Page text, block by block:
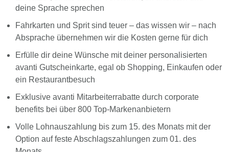
deine Sprache sprechen
Fahrkarten und Sprit sind teuer – das wissen wir – nach
Absprache übernehmen wir die Kosten gerne für dich
Erfülle dir deine Wünsche mit deiner personalisierten
avanti Gutscheinkarte, egal ob Shopping, Einkaufen oder
ein Restaurantbesuch
Exklusive avanti Mitarbeiterrabatte durch corporate
benefits bei über 800 Top-Markenanbietern
Volle Lohnauszahlung bis zum 15. des Monats mit der
Option auf feste Abschlagszahlungen zum 01. des